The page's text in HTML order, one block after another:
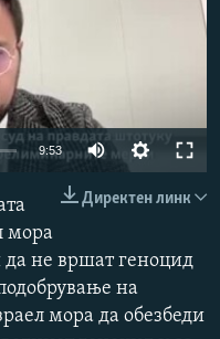
360p
1080p
available
9:53
480p
Директен линк
мора
да не вршат геноцид
на
мора да обезбеди